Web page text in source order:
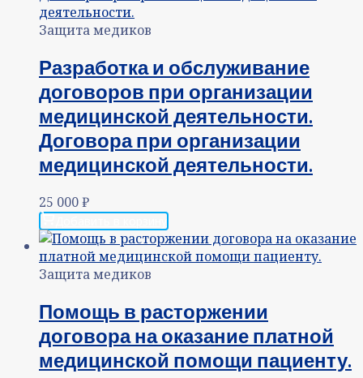
Защита медиков
Разработка и обслуживание
договоров при организации
медицинской деятельности.
Договора при организации
медицинской деятельности.
25 000₽
Защита медиков
Помощь в расторжении
договора на оказание платной
медицинской помощи пациенту.